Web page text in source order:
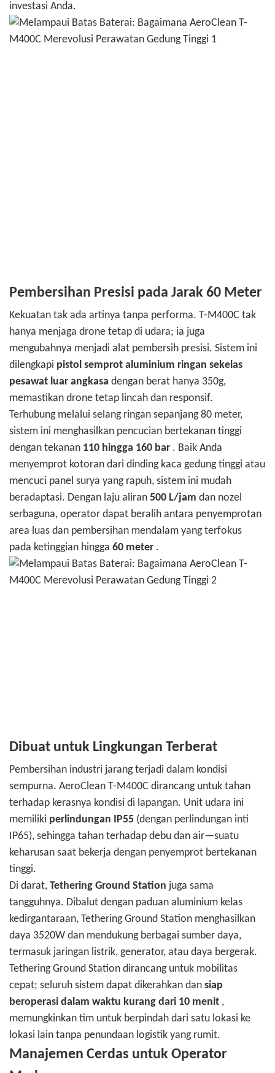
investasi Anda.
Pembersihan Presisi pada Jarak 60 Meter
Kekuatan tak ada artinya tanpa performa. T-M400C tak
hanya menjaga drone tetap di udara; ia juga
mengubahnya menjadi alat pembersih presisi. Sistem ini
dilengkapi pistol semprot aluminium ringan sekelas
pesawat luar angkasa dengan berat hanya 350g,
memastikan drone tetap lincah dan responsif.
Terhubung melalui selang ringan sepanjang 80 meter,
sistem ini menghasilkan pencucian bertekanan tinggi
dengan tekanan 110 hingga 160 bar . Baik Anda
menyemprot kotoran dari dinding kaca gedung tinggi atau
mencuci panel surya yang rapuh, sistem ini mudah
beradaptasi. Dengan laju aliran 500 L/jam dan nozel
serbaguna, operator dapat beralih antara penyemprotan
area luas dan pembersihan mendalam yang terfokus
pada ketinggian hingga 60 meter .
Dibuat untuk Lingkungan Terberat
Pembersihan industri jarang terjadi dalam kondisi
sempurna. AeroClean T-M400C dirancang untuk tahan
terhadap kerasnya kondisi di lapangan. Unit udara ini
memiliki perlindungan IP55 (dengan perlindungan inti
IP65), sehingga tahan terhadap debu dan air—suatu
keharusan saat bekerja dengan penyemprot bertekanan
tinggi.
Di darat, Tethering Ground Station juga sama
tangguhnya. Dibalut dengan paduan aluminium kelas
kedirgantaraan, Tethering Ground Station menghasilkan
daya 3520W dan mendukung berbagai sumber daya,
termasuk jaringan listrik, generator, atau daya bergerak.
Tethering Ground Station dirancang untuk mobilitas
cepat; seluruh sistem dapat dikerahkan dan siap
beroperasi dalam waktu kurang dari 10 menit ,
memungkinkan tim untuk berpindah dari satu lokasi ke
lokasi lain tanpa penundaan logistik yang rumit.
Manajemen Cerdas untuk Operator